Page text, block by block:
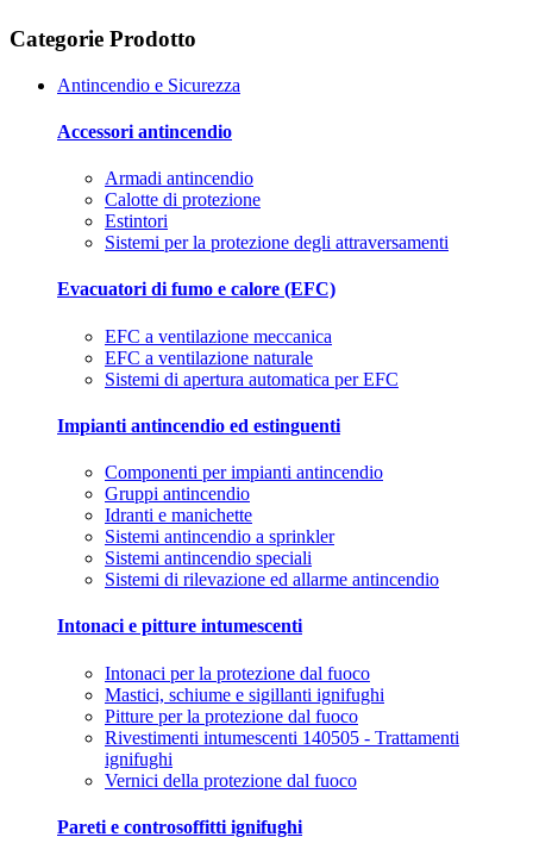
Categorie Prodotto
Antincendio e Sicurezza
Accessori antincendio
Armadi antincendio
Calotte di protezione
Estintori
Sistemi per la protezione degli attraversamenti
Evacuatori di fumo e calore (EFC)
EFC a ventilazione meccanica
EFC a ventilazione naturale
Sistemi di apertura automatica per EFC
Impianti antincendio ed estinguenti
Componenti per impianti antincendio
Gruppi antincendio
Idranti e manichette
Sistemi antincendio a sprinkler
Sistemi antincendio speciali
Sistemi di rilevazione ed allarme antincendio
Intonaci e pitture intumescenti
Intonaci per la protezione dal fuoco
Mastici, schiume e sigillanti ignifughi
Pitture per la protezione dal fuoco
Rivestimenti intumescenti 140505 - Trattamenti
ignifughi
Vernici della protezione dal fuoco
Pareti e controsoffitti ignifughi